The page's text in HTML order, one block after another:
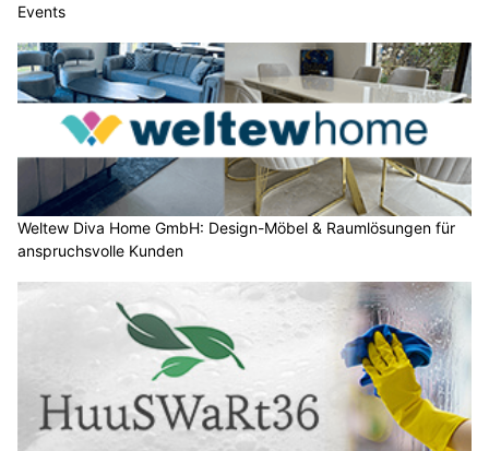
Events
Weltew Diva Home GmbH: Design-Möbel & Raumlösungen für
anspruchsvolle Kunden